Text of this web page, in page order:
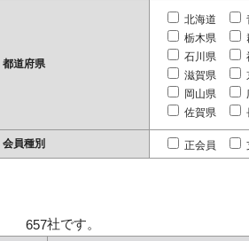
都道府県
北海道
栃木県
石川県
滋賀県
岡山県
佐賀県
会員種別 正会員
657社です。